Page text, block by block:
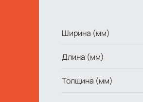
Ширина (мм)
Длина (мм)
Толщина (мм)